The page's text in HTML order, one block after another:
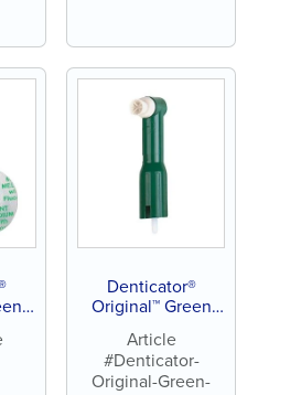
Denticator®
Original™ Green
Article
#Denticator-
Original-Green-